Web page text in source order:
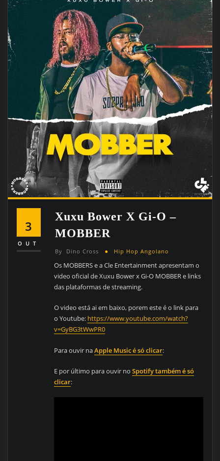
3
OUT
Xuxu Bower X Gi-O –
MOBBER
By Dino Cross Hip Hop Angolano
Os MOBBERS e a Cle Entertainment apresentam o
video oficial de Xuxu Bower x Gi-O MOBBER e links
das plataformas de streaming.
O video está ai em baixo, porem este é o link para
o Youtube: https://www.youtube.com/watch?
v=GyBG3tWwPR0
Para ouvir naApple Music é só clicar:
E por último para ouvir noSpotify também é só
clicar: